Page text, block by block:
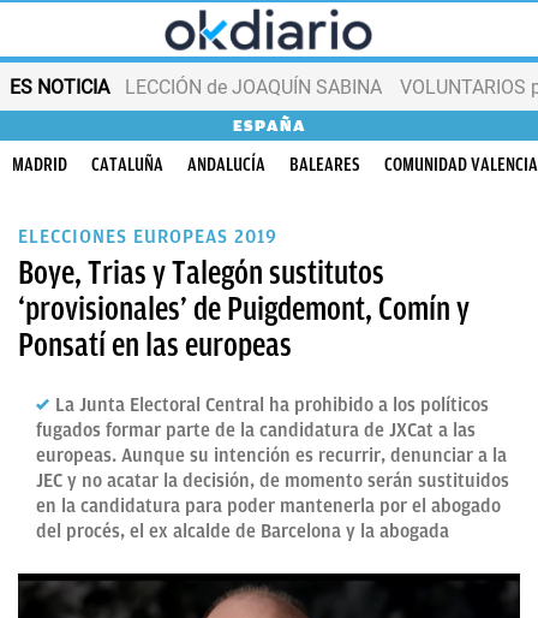
ES NOTICIA LECCIÓN de JOAQUÍN SABINA VOLUNTARIOS
ESPAÑA
MADRID CATALUÑA ANDALUCÍA BALEARES COMUNIDAD
ELECCIONES EUROPEAS 2019
Boye, Trias y Talegón sustitutos
‘provisionales’ de Puigdemont, Comín y
Ponsatí en las europeas
La Junta Electoral Central ha prohibido a los políticos
fugados formar parte de la candidatura de JXCat a las
europeas. Aunque su intención es recurrir, denunciar a la
JEC y no acatar la decisión, de momento serán sustituidos
en la candidatura para poder mantenerla por el abogado
del procés, el ex alcalde de Barcelona y la abogada